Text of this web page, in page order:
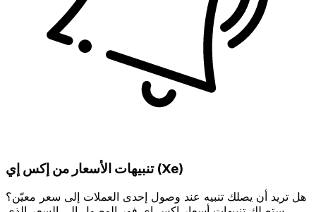
تنبيهات الأسعار من إكس إي (Xe)
هل تريد أن يصلك تنبيه عند وصول إحدى العملات إلى سعر معيّن؟